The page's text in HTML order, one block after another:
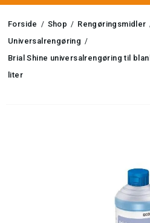
Forside / Shop / Rengøringsmidler
Universalrengøring /
Brial Shine universalrengøring til
liter